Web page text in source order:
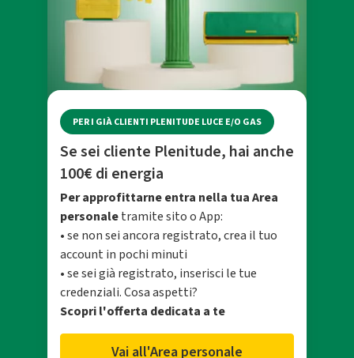
PER I GIÀ CLIENTI PLENITUDE LUCE E/O GAS
Se sei cliente Plenitude, hai anche
100€ di energia
Per approfittarne entra nella tua Area
personaletramite sito o App:
• se non sei ancora registrato, crea il tuo
account in pochi minuti
• se sei già registrato, inserisci le tue
credenziali. Cosa aspetti?
Scopri l'offerta dedicata a te
Vai all'Area personale